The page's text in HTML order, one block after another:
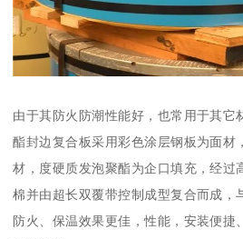
由于其防火防潮性能好，也常用于其它
酯封边复合板采用彩色涂层钢板为面材
材，度硬质发泡聚酯为企口填充，经过
棉并由超长双覆带控制成型复合而成，
防火、保温效果更佳，性能，安装便捷